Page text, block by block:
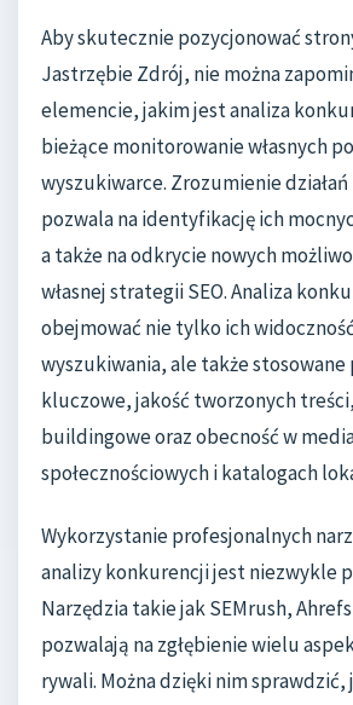
Aby skutecznie pozycjonować
Jastrzębie Zdrój, nie można
elemencie, jakim jest analiza
bieżące monitorowanie własnych
wyszukiwarce. Zrozumienie
pozwala na identyfikację ich
a także na odkrycie nowych
własnej strategii SEO. Analiza
obejmować nie tylko ich
wyszukiwania, ale także stosowane
kluczowe, jakość tworzonych
buildingowe oraz obecność w
społecznościowych i katalogach
Wykorzystanie profesjonalnych
analizy konkurencji jest niezwykle
Narzędzia takie jak SEMrush,
pozwalają na zgłębienie wielu
rywali. Można dzięki nim sprawdzić,